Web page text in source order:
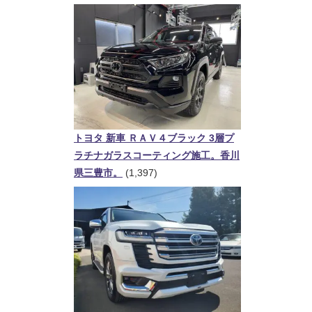
トヨタ 新車 ＲＡＶ４ブラック 3層プ
ラチナガラスコーティング施工。香川
県三豊市。
(1,397)